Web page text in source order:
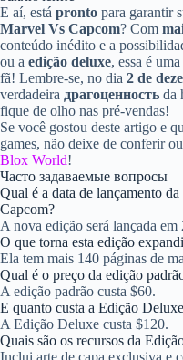
E aí, está pronto para garantir
Marvel Vs Capcom? Com
conteúdo inédito e a
ou a edição deluxe, essa é
fã! Lembre-se, no dia 2 de
verdadeira драгоценность da
fique de olho nas pré-vendas!
Se você gostou deste artigo e
games, não deixe de conferir
Blox World!
Часто задаваемые вопросы
Qual é a data de lançamento
Capcom?
A nova edição será lançada em
O que torna esta edição
Ela tem mais 140 páginas de
Qual é o preço da edição
A edição padrão custa $60.
E quanto custa a Edição
A Edição Deluxe custa $120.
Quais são os recursos da